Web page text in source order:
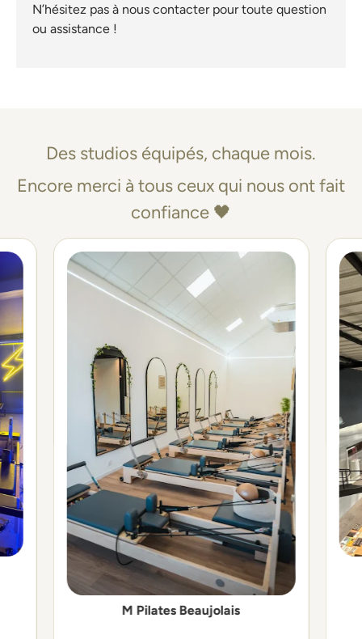
N’hésitez pas à nous contacter pour toute question
ou assistance !
Des studios équipés, chaque mois.
Encore merci à tous ceux qui nous ont fait
confiance 🖤
M Pilates Beaujolais